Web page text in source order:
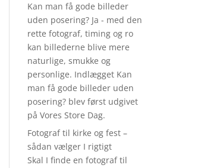
Kan man få gode billeder
uden posering? Ja - med den
rette fotograf, timing og ro
kan billederne blive mere
naturlige, smukke og
personlige. Indlægget Kan
man få gode billeder uden
posering? blev først udgivet
på Vores Store Dag.
Fotograf til kirke og fest –
sådan vælger I rigtigt
Skal I finde en fotograf til